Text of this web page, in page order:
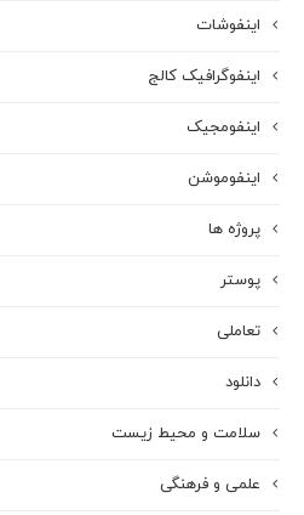
اینفوشات
اینفوگرافیک کالج
اینفومجیک
اینفوموشن
پروژه ها
پوستر
تعاملی
دانلود
سلامت و محیط زیست
علمی و فرهنگی